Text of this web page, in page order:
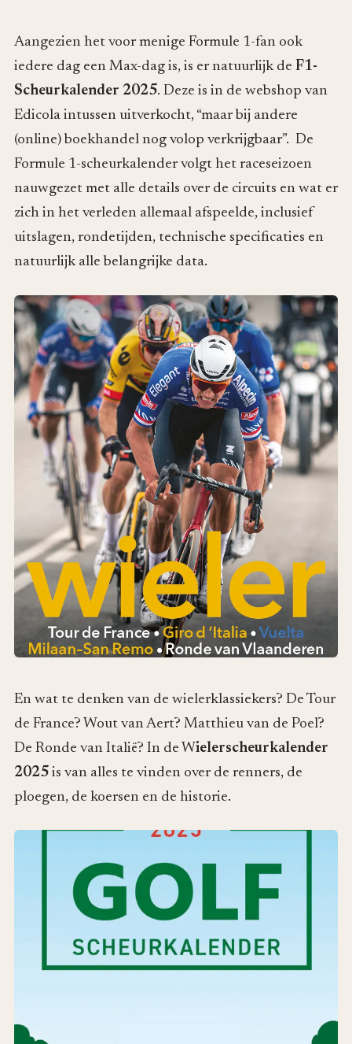
Aangezien het voor menige Formule 1-fan ook
iedere dag een Max-dag is, is er natuurlijk de F1-
Scheurkalender 2025. Deze is in de webshop van
Edicola intussen uitverkocht, “maar bij andere
(online) boekhandel nog volop verkrijgbaar”. De
Formule 1-scheurkalender volgt het raceseizoen
nauwgezet met alle details over de circuits en wat er
zich in het verleden allemaal afspeelde, inclusief
uitslagen, rondetijden, technische specificaties en
natuurlijk alle belangrijke data.
En wat te denken van de wielerklassiekers? De Tour
de France? Wout van Aert? Matthieu van de Poel?
De Ronde van Italië? In de Wielerscheurkalender
2025 is van alles te vinden over de renners, de
ploegen, de koersen en de historie.